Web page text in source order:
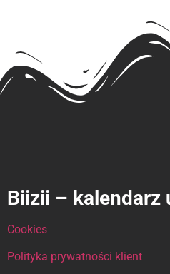
Biizii – kalendarz
Cookies
Polityka prywatności klient